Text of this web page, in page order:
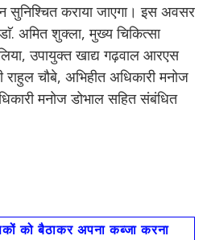
सुनिश्चित कराया जाएगा। इस अवसर
अमित शुक्ला, मुख्य चिकित्सा
उपायुक्त खाद्य गढ़वाल आरएस
राहुल चौबे, अभिहीत अधिकारी मनोज
मनोज डोभाल सहित संबंधित
को बैठाकर अपना कब्जा करना